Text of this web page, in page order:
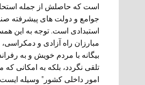
است که حاصلش از جمله
جوامع و دولت های پیشرفته
استبدادی است. توجه به این
مبارزان راه آزادی و
بیگانه با مردم خویش و به
تلقی نگردد، بلکه به امکانی
امور داخلی کشور” وسیله